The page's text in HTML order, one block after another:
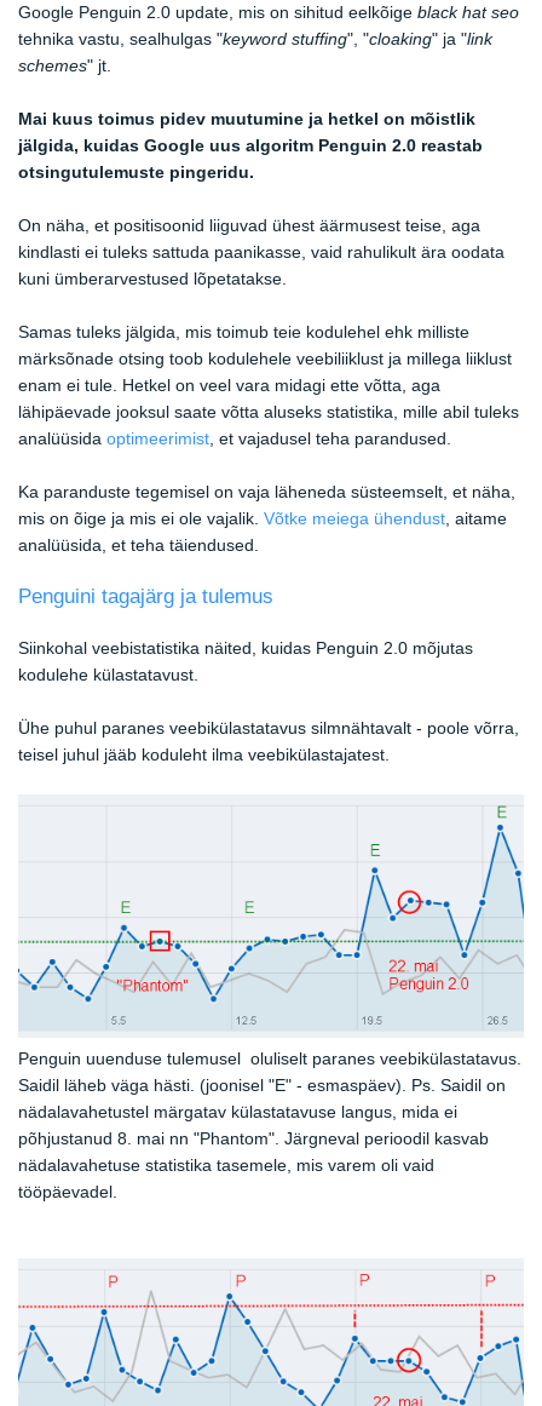
Google Penguin 2.0 update, mis on sihitud eelkõige black hat seo
tehnika vastu, sealhulgas "keyword stuffing", "cloaking" ja "link
schemes" jt.
Mai kuus toimus pidev muutumine ja hetkel on mõistlik
jälgida, kuidas Google uus algoritm Penguin 2.0 reastab
otsingutulemuste pingeridu.
On näha, et positisoonid liiguvad ühest äärmusest teise, aga
kindlasti ei tuleks sattuda paanikasse, vaid rahulikult ära oodata
kuni ümberarvestused lõpetatakse.
Samas tuleks jälgida, mis toimub teie kodulehel ehk milliste
märksõnade otsing toob kodulehele veebiliiklust ja millega liiklust
enam ei tule. Hetkel on veel vara midagi ette võtta, aga
lähipäevade jooksul saate võtta aluseks statistika, mille abil tuleks
analüüsida optimeerimist , et vajadusel teha parandused.
Ka paranduste tegemisel on vaja läheneda süsteemselt, et näha,
mis on õige ja mis ei ole vajalik. Võtke meiega ühendust , aitame
analüüsida, et teha täiendused.
Penguini tagajärg ja tulemus
Siinkohal veebistatistika näited, kuidas Penguin 2.0 mõjutas
kodulehe külastatavust.
Ühe puhul paranes veebikülastatavus silmnähtavalt - poole võrra,
teisel juhul jääb koduleht ilma veebikülastajatest.
Penguin uuenduse tulemusel oluliselt paranes veebikülastatavus.
Saidil läheb väga hästi. (joonisel "E" - esmaspäev). Ps. Saidil on
nädalavahetustel märgatav külastatavuse langus, mida ei
põhjustanud 8. mai nn "Phantom". Järgneval perioodil kasvab
nädalavahetuse statistika tasemele, mis varem oli vaid
tööpäevadel.